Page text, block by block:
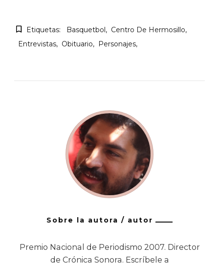
Etiquetas: Basquetbol
Centro De Hermosillo
Entrevistas
Obituario Personajes
Sobre la autora / autor
Premio Nacional de Periodismo 2007. Director
de Crónica Sonora. Escríbele a